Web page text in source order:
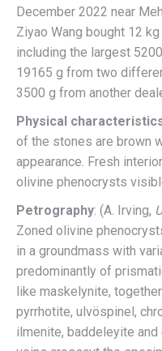
December 2022 near
Ziyao Wang bought 12
including the largest
19165 g from two
3500 g from another
Physical
of the stones are brown
appearance. Fresh
olivine phenocrysts
Petrography: (A. Irving,
Zoned olivine
in a groundmass with
predominantly of
like maskelynite,
pyrrhotite, ulvöspinel,
ilmenite, baddeleyite